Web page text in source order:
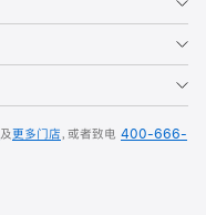
及更多门店，或者致电 400-666-